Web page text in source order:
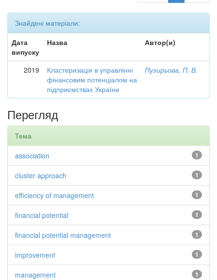
Знайдені матеріали:
Дата
випуску
Назва Автор(и)
2019
Кластеризація в управлінні
фінансовим потенціалом на
підприємствах України
Пузирьова, П. В.
Перегляд
Тема
1
association
1
cluster approach
1
efficiency of management
1
financial potential
1
financial potential management
1
improvement
1
management